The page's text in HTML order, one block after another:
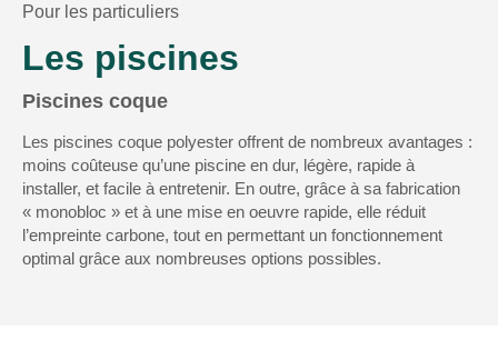
Pour les particuliers
Les piscines
Piscines coque
Les piscines coque polyester offrent de nombreux avantages :
moins coûteuse qu’une piscine en dur, légère, rapide à
installer, et facile à entretenir. En outre, grâce à sa fabrication
« monobloc » et à une mise en oeuvre rapide, elle réduit
l’empreinte carbone, tout en permettant un fonctionnement
optimal grâce aux nombreuses options possibles.